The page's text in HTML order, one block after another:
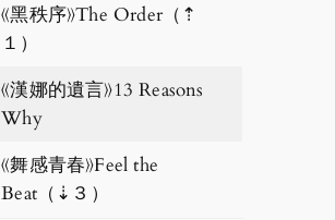
《黑秩序》The Order（⇡
１）
《漢娜的遺言》13 Reasons
Why
《舞感青春》Feel the
Beat（⇣３）